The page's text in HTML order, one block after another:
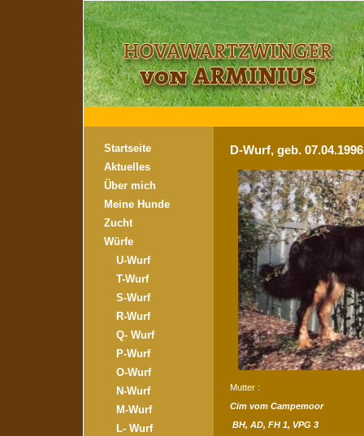
Startseite
Aktuelles
Über mich
Meine Hunde
Zucht
Würfe
U-Wurf
T-Wurf
S-Wurf
R-Wurf
Q- Wurf
P-Wurf
O-Wurf
N-Wurf
M-Wurf
L- Wurf
D-Wurf, geb.
Mutter :
Cim vom Campemoor
BH, AD, FH 1, VPG 3